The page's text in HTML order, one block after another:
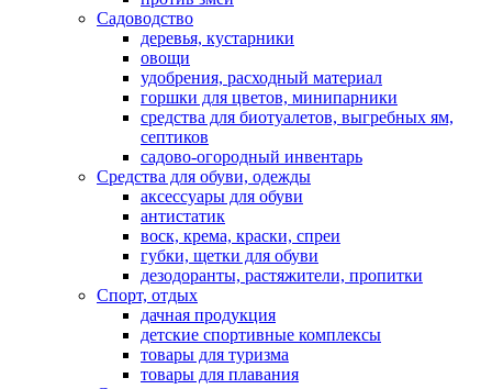
Садоводство
деревья, кустарники
овощи
удобрения, расходный материал
горшки для цветов, минипарники
средства для биотуалетов, выгребных ям,
септиков
садово-огородный инвентарь
Средства для обуви, одежды
аксессуары для обуви
антистатик
воск, крема, краски, спреи
губки, щетки для обуви
дезодоранты, растяжители, пропитки
Спорт, отдых
дачная продукция
детские спортивные комплексы
товары для туризма
товары для плавания